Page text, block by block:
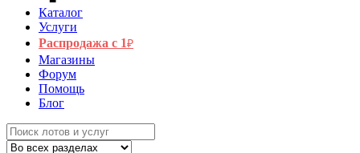
Каталог
Услуги
Распродажа с 1₽
Магазины
Форум
Помощь
Блог